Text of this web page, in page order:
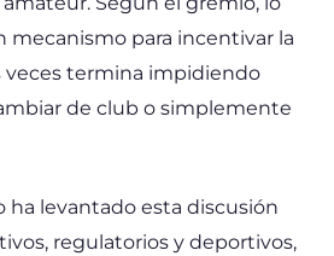
mecanismo para incentivar la
veces termina impidiendo
de club o simplemente
ha levantado esta discusión
regulatorios y deportivos,